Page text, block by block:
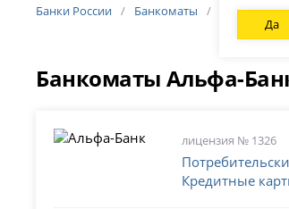
Да
Банки России Банкоматы
Банкоматы Альфа-
лицензия № 1326
Кредитные